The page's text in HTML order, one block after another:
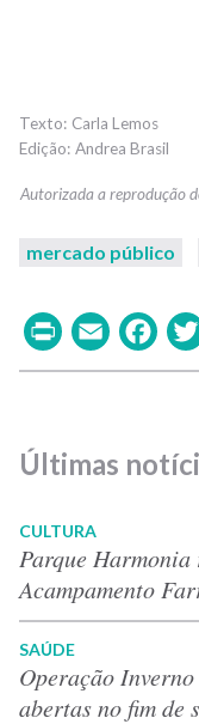
Carla Lemos
Andrea Brasil
mercado público
Print
Últimas
CULTURA
Parque
Acampamento
SAÚDE
Operação
abertas no fim de